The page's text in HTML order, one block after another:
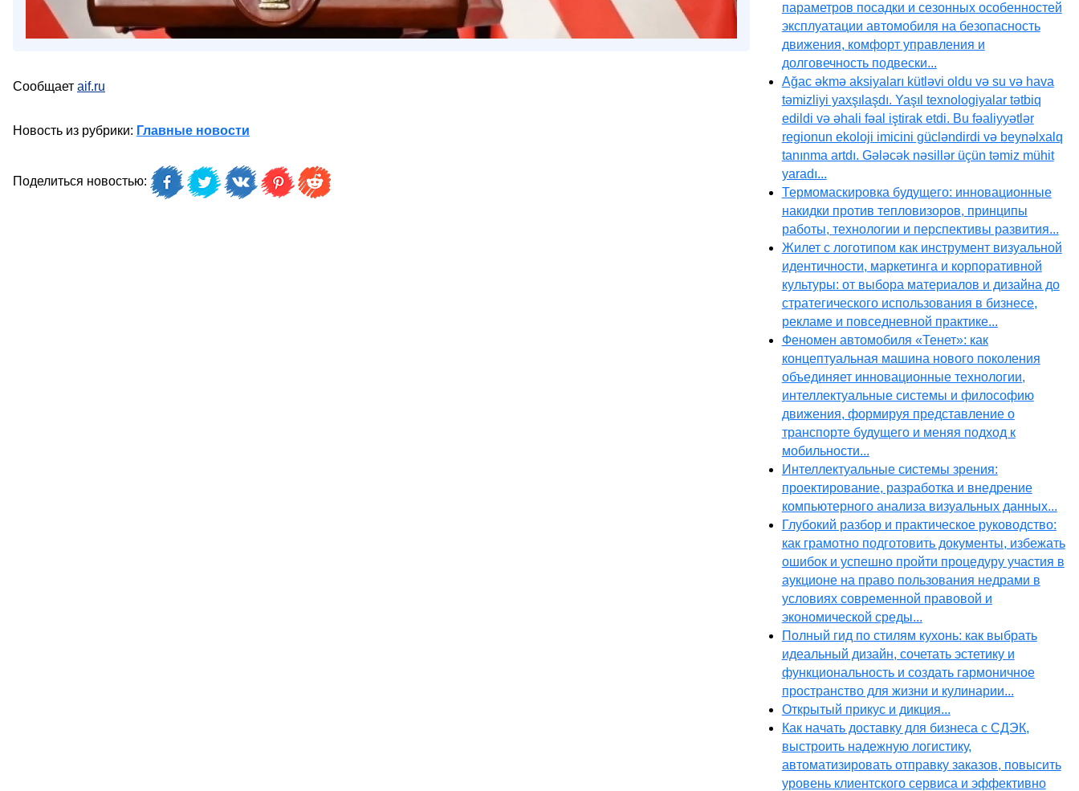
Сообщает aif.ru
Новость из рубрики: Главные новости
Поделиться новостью:
параметров посадки и сезонных особенностей
эксплуатации автомобиля на безопасность
движения, комфорт управления и
долговечность подвески...
Ağac əkmə aksiyaları kütləvi oldu və su və hava
təmizliyi yaxşılaşdı. Yaşıl texnologiyalar tətbiq
edildi və əhali fəal iştirak etdi. Bu fəaliyyətlər
regionun ekoloji imicini gücləndirdi və beynəlxalq
tanınma artdı. Gələcək nəsillər üçün təmiz mühit
yaradı...
Термомаскировка будущего: инновационные
накидки против тепловизоров, принципы
работы, технологии и перспективы развития...
Жилет с логотипом как инструмент визуальной
идентичности, маркетинга и корпоративной
культуры: от выбора материалов и дизайна до
стратегического использования в бизнесе,
рекламе и повседневной практике...
Феномен автомобиля «Тенет»: как
концептуальная машина нового поколения
объединяет инновационные технологии,
интеллектуальные системы и философию
движения, формируя представление о
транспорте будущего и меняя подход к
мобильности...
Интеллектуальные системы зрения:
проектирование, разработка и внедрение
компьютерного анализа визуальных данных...
Глубокий разбор и практическое руководство:
как грамотно подготовить документы, избежать
ошибок и успешно пройти процедуру участия в
аукционе на право пользования недрами в
условиях современной правовой и
экономической среды...
Полный гид по стилям кухонь: как выбрать
идеальный дизайн, сочетать эстетику и
функциональность и создать гармоничное
пространство для жизни и кулинарии...
Открытый прикус и дикция...
Как начать доставку для бизнеса с СДЭК,
выстроить надежную логистику,
автоматизировать отправку заказов, повысить
уровень клиентского сервиса и эффективно